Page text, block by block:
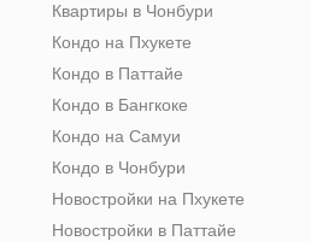
Квартиры в Чонбури
Кондо на Пхукете
Кондо в Паттайе
Кондо в Бангкоке
Кондо на Самуи
Кондо в Чонбури
Новостройки на Пхукете
Новостройки в Паттайе